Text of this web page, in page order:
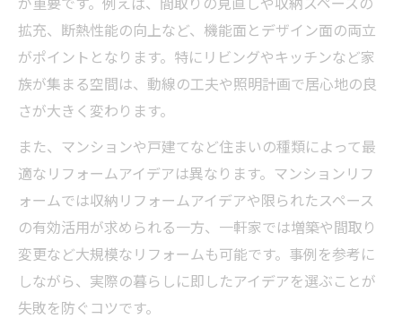
拡充、断熱性能の向上など、機能面とデザイン面の両立
がポイントとなります。特にリビングやキッチンなど家
族が集まる空間は、動線の工夫や照明計画で居心地の良
さが大きく変わります。
また、マンションや戸建てなど住まいの種類によって最
適なリフォームアイデアは異なります。マンションリフ
ォームでは収納リフォームアイデアや限られたスペース
の有効活用が求められる一方、一軒家では増築や間取り
変更など大規模なリフォームも可能です。事例を参考に
しながら、実際の暮らしに即したアイデアを選ぶことが
失敗を防ぐコツです。